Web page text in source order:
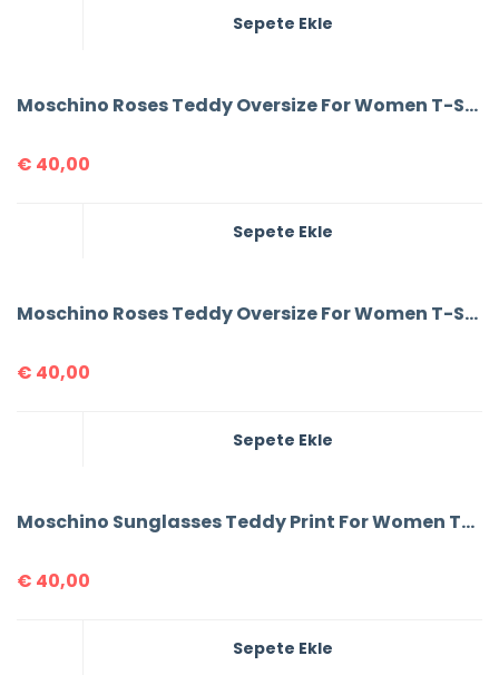
Sepete Ekle
Moschino Roses Teddy Oversize For Women T-Shirt
€ 40,00
Sepete Ekle
Moschino Roses Teddy Oversize For Women T-Shirt
€ 40,00
Sepete Ekle
Moschino Sunglasses Teddy Print For Women T-shirt
€ 40,00
Sepete Ekle